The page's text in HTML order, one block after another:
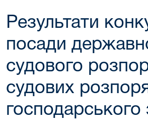
Результати
посади
судового
судових
господарського